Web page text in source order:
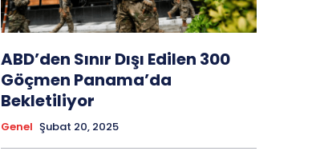
ABD’den Sınır Dışı Edilen 300
Göçmen Panama’da
Bekletiliyor
Genel Şubat 20, 2025